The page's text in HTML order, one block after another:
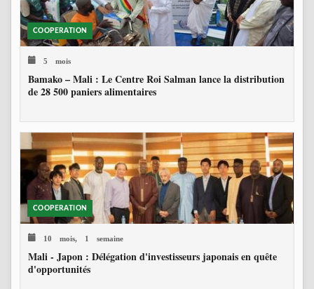
COOPERATION
5 mois
Bamako – Mali : Le Centre Roi Salman lance la distribution
de 28 500 paniers alimentaires
COOPERATION
10 mois, 1 semaine
Mali - Japon : Délégation d'investisseurs japonais en quête
d'opportunités